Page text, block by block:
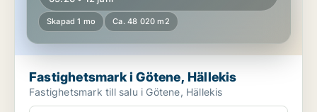
Skapad 1 mo Ca. 48 020 m2
Fastighetsmark i Götene, Hällekis
Fastighetsmark till salu i Götene, Hällekis